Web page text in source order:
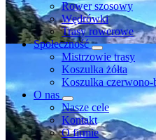
Rower szosowy
Wędrówki
Trasy rowerowe
Społeczność
Mistrzowie trasy
Koszulka żółta
Koszulka czerwono-
O nas
Nasze cele
Kontakt
O firmie